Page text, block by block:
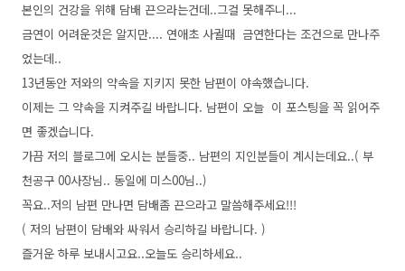
본인의 건강을 위해 담배 끈으라는건데..그걸 못해주니...
금연이 어려운것은 알지만.... 연애초 사귈때 금연한다는 조건으로 만나주
었는데..
13년동안 저와의 약속을 지키지 못한 남편이 야속했습니다.
이제는 그 약속을 지켜주길 바랍니다. 남편이 오늘 이 포스팅을 꼭 읽어주
면 좋겠습니다.
가끔 저의 블로그에 오시는 분들중.. 남편의 지인분들이 계시는데요..( 부
천공구 00사장님.. 동일에 미스00님..)
꼭요..저의 남편 만나면 담배좀 끈으라고 말씀해주세요!!!
( 저의 남편이 담배와 싸워서 승리하길 바랍니다. )
즐거운 하루 보내시고요..오늘도 승리하세요..